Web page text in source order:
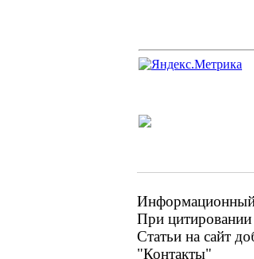
Информационный
При цитировании
Статьи на сайт
"Контакты"